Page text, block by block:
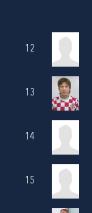
12
13
14
15